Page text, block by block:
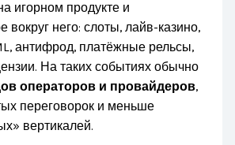
игорном продукте и
вокруг него: слоты, лайв-казино,
антифрод, платёжные рельсы,
На таких событиях обычно
операторов и провайдеров,
переговорок и меньше
вертикалей.